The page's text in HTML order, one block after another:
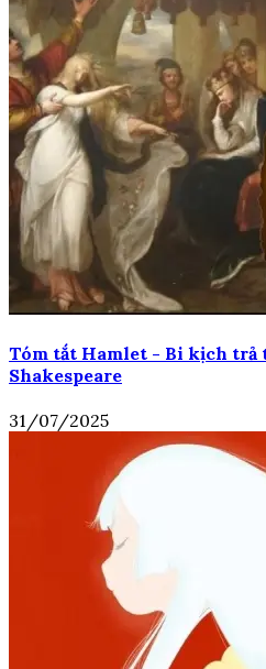
Tóm tắt Hamlet - Bi kịch trả
Shakespeare
31/07/2025